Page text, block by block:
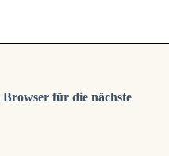
Browser für die nächste